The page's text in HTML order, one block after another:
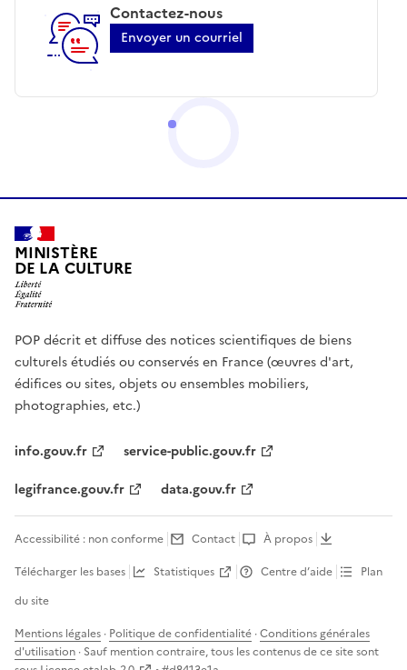
Contactez-nous
Envoyer un courriel
MINISTÈRE
DE LA CULTURE
POP décrit et diffuse des notices scientifiques de biens
culturels étudiés ou conservés en France (œuvres d'art,
édifices ou sites, objets ou ensembles mobiliers,
photographies, etc.)
info.gouv.fr
service-public.gouv.fr
legifrance.gouv.fr
data.gouv.fr
Accessibilité : non conforme Contact
À propos
Télécharger les bases
Statistiques Centre d’aide
Plan
du site
Mentions légales · Politique de confidentialité ·Conditions générales
d'utilisation · Sauf mention contraire, tous les contenus de ce site sont